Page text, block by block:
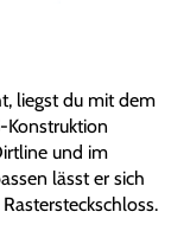
liegst du mit dem
Konstruktion
und im
lässt er sich